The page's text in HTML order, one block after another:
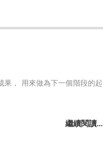
果， 用來做為下一個階段的起
繼續閱讀...